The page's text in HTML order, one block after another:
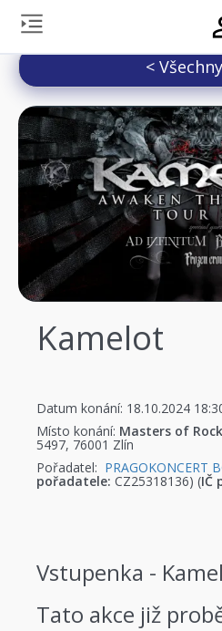
<
Kamelot
Datum konání: 18.10.2024
Místo konání: Masters of
5497, 76001 Zlín
Pořadatel: PRAGOKONCERT
pořadatele: CZ25318136) (IČ
Vstupenka -
Tato akce již